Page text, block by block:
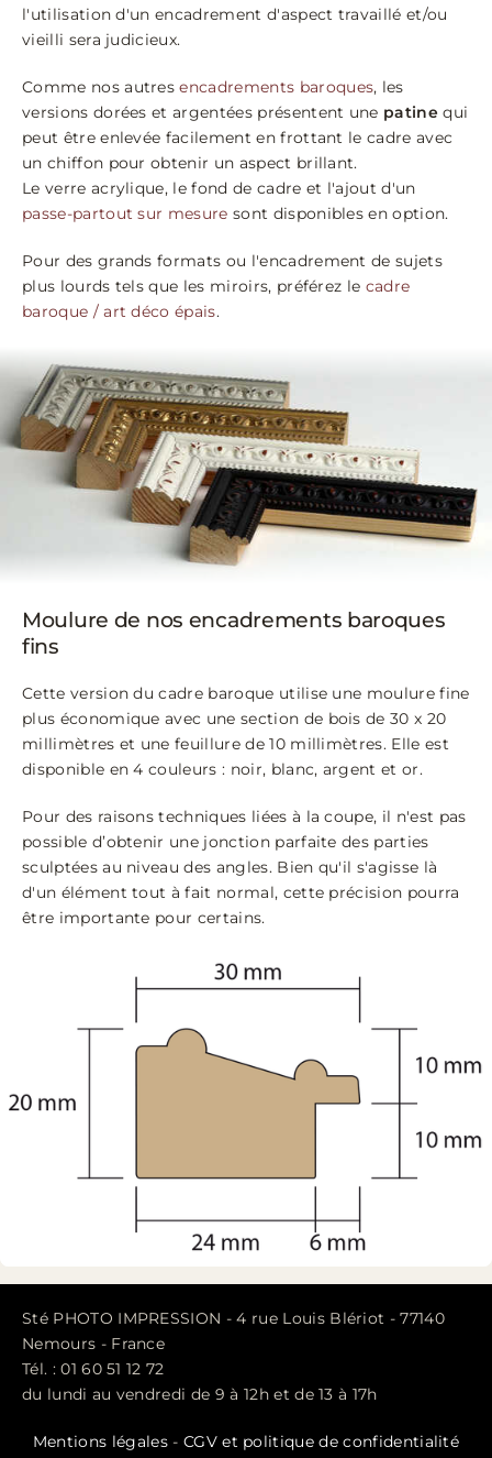
l'utilisation d'un encadrement d'aspect travaillé et/ou
vieilli sera judicieux.
Comme nos autresencadrements baroques, les
versions dorées et argentées présentent une patine qui
peut être enlevée facilement en frottant le cadre avec
un chiffon pour obtenir un aspect brillant.
Le verre acrylique, le fond de cadre et l'ajout d'un
passe-partout sur mesure sont disponibles en option.
Pour des grands formats ou l'encadrement de sujets
plus lourds tels que les miroirs, préférez le cadre
baroque / art déco épais.
Moulure de nos encadrements baroques
fins
Cette version du cadre baroque utilise une moulure fine
plus économique avec une section de bois de 30 x 20
millimètres et une feuillure de 10 millimètres. Elle est
disponible en 4 couleurs : noir, blanc, argent et or.
Pour des raisons techniques liées à la coupe, il n'est pas
possible d’obtenir une jonction parfaite des parties
sculptées au niveau des angles. Bien qu'il s'agisse là
d'un élément tout à fait normal, cette précision pourra
être importante pour certains.
Sté PHOTO IMPRESSION - 4 rue Louis Blériot - 77140
Nemours - France
Tél. : 01 60 51 12 72
du lundi au vendredi de 9 à 12h et de 13 à 17h
Mentions légales - CGV et politique de confidentialité